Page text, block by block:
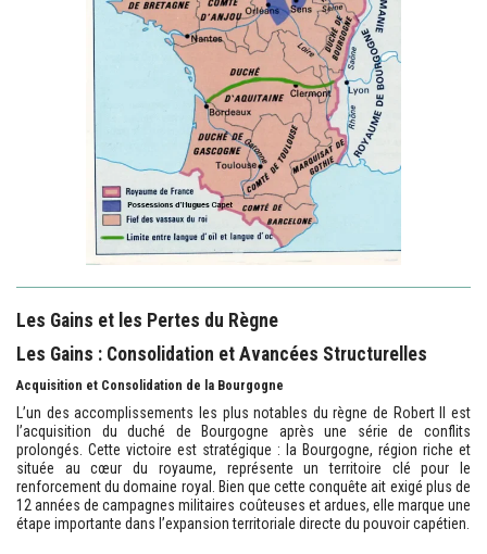
Les Gains et les Pertes du Règne
Les Gains : Consolidation et Avancées Structurelles
Acquisition et Consolidation de la Bourgogne
L’un des accomplissements les plus notables du règne de Robert II est
l’acquisition du duché de Bourgogne après une série de conflits
prolongés. Cette victoire est stratégique : la Bourgogne, région riche et
située au cœur du royaume, représente un territoire clé pour le
renforcement du domaine royal. Bien que cette conquête ait exigé plus de
12 années de campagnes militaires coûteuses et ardues, elle marque une
étape importante dans l’expansion territoriale directe du pouvoir capétien.